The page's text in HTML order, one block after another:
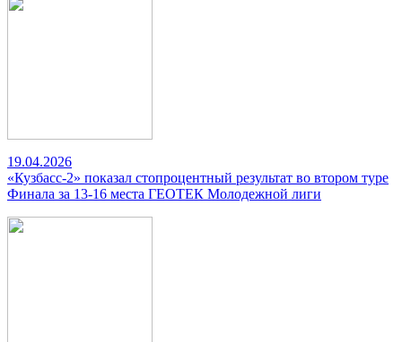
19.04.2026
«Кузбасс-2» показал стопроцентный результат во втором туре
Финала за 13-16 места ГЕОТЕК Молодежной лиги